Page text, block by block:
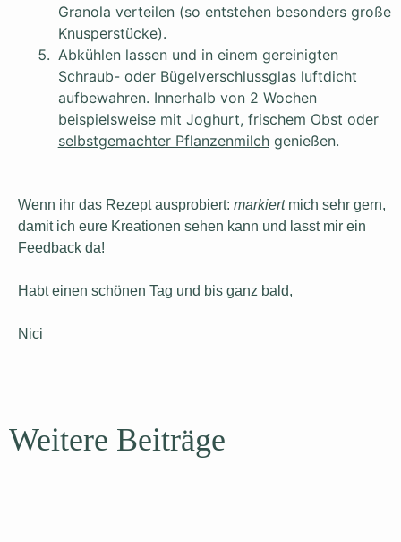
Granola verteilen (so entstehen besonders große
Knusperstücke).
Abkühlen lassen und in einem gereinigten
Schraub- oder Bügelverschlussglas luftdicht
aufbewahren. Innerhalb von 2 Wochen
beispielsweise mit Joghurt, frischem Obst oder
selbstgemachter Pflanzenmilchgenießen.
Wenn ihr das Rezept ausprobiert: markiertmich sehr gern,
damit ich eure Kreationen sehen kann und lasst mir ein
Feedback da!
Habt einen schönen Tag und bis ganz bald,
Nici
Weitere Beiträge